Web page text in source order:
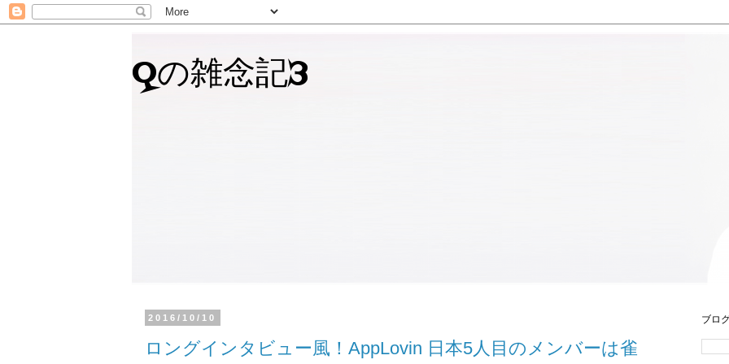
Qの雑念記3
2016/10/10
ロングインタビュー風！AppLovin 日本5人目のメンバーは雀
ブロ